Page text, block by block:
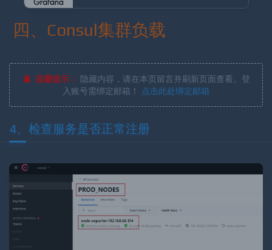
四、Consul集群负载
温馨提示：
隐藏内容，请在本页留言并刷新页面查看。登
入账号需绑定邮箱！
点击此处绑定邮箱
4、检查服务是否正常注册